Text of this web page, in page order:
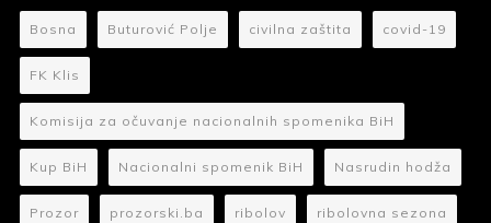
Bosna Buturović Polje civilna zaštita covid-19
FK Klis
Komisija za očuvanje nacionalnih spomenika BiH
Kup BiH Nacionalni spomenik BiH Nasrudin hodža
Prozor prozorski.ba ribolov ribolovna sezona